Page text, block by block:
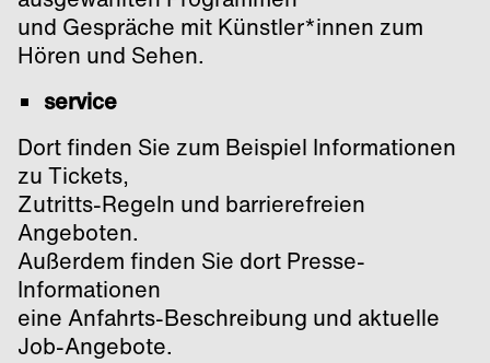
und Gespräche mit Künstler*innen zum
Hören und Sehen.
service
Dort finden Sie zum Beispiel Informationen
zu Tickets,
Zutritts-Regeln und barrierefreien
Angeboten.
Außerdem finden Sie dort Presse-
Informationen
eine Anfahrts-Beschreibung und aktuelle
Job-Angebote.